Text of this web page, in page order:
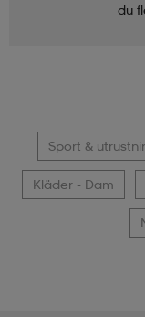
du
Sport &
Kläder - Dam